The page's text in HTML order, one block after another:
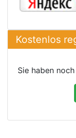
Kostenlos
Sie haben